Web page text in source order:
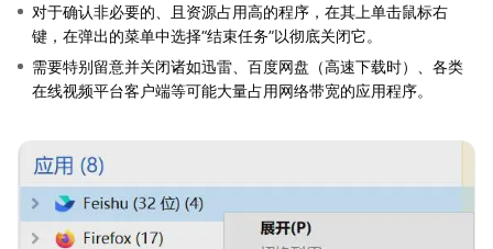
对于确认非必要的、且资源占用高的程序，在其上单击鼠标右
键，在弹出的菜单中选择“结束任务”以彻底关闭它。
需要特别留意并关闭诸如迅雷、百度网盘（高速下载时）、各类
在线视频平台客户端等可能大量占用网络带宽的应用程序。